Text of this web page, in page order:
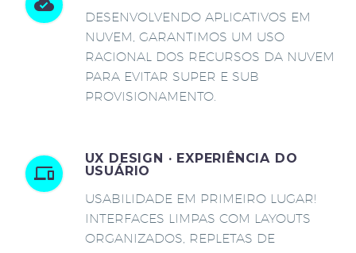
DESENVOLVENDO APLICATIVOS EM
NUVEM, GARANTIMOS UM USO
RACIONAL DOS RECURSOS DA NUVEM
PARA EVITAR SUPER E SUB
PROVISIONAMENTO.
UX DESIGN · EXPERIÊNCIA DO
USUÁRIO
USABILIDADE EM PRIMEIRO LUGAR!
INTERFACES LIMPAS COM LAYOUTS
ORGANIZADOS, REPLETAS DE